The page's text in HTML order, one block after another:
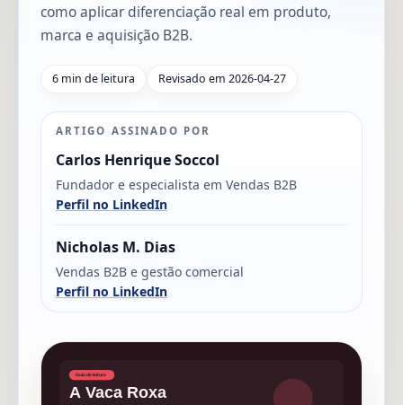
como aplicar diferenciação real em produto,
marca e aquisição B2B.
6 min de leitura Revisado em 2026-04-27
ARTIGO ASSINADO POR
Carlos Henrique Soccol
Fundador e especialista em Vendas B2B
Perfil no LinkedIn
Nicholas M. Dias
Vendas B2B e gestão comercial
Perfil no LinkedIn